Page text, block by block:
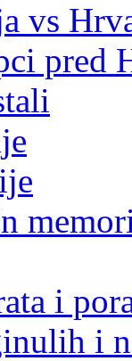
vs
pred
i
i